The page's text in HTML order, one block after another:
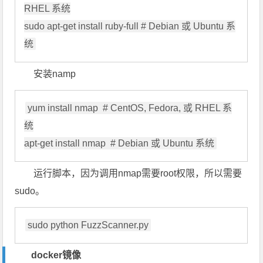
RHEL 系统
sudo apt-get install ruby-full # Debian 或 Ubuntu 系
安装namp
yum install nmap  # CentOS, Fedora, 或 RHEL 系
统
运行脚本，因为调用nmap需要root权限，所以需要
sudo。
docker镜像